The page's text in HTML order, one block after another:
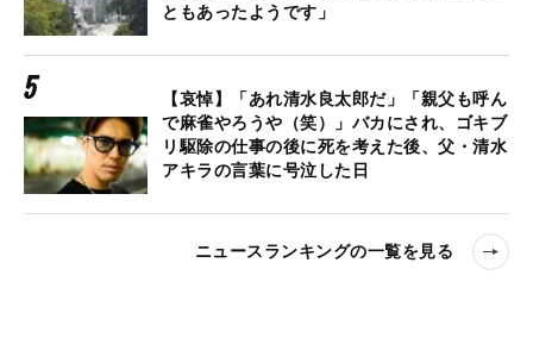
ともあったようです」
【哀悼】「あれ清水良太郎だ」「親父も呼ん
で麻雀やろうや（笑）」バカにされ、ゴキブ
リ駆除の仕事の後に死を考えた後、父・清水
アキラの言葉に号泣した日
ニュースランキングの一覧を見る